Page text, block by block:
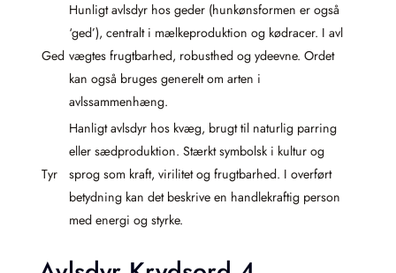
Ged
Hunligt avlsdyr hos geder (hunkønsformen er også
‘ged’), centralt i mælkeproduktion og kødracer. I avl
vægtes frugtbarhed, robusthed og ydeevne. Ordet
kan også bruges generelt om arten i
avlssammenhæng.
Tyr
Hanligt avlsdyr hos kvæg, brugt til naturlig parring
eller sædproduktion. Stærkt symbolsk i kultur og
sprog som kraft, virilitet og frugtbarhed. I overført
betydning kan det beskrive en handlekraftig person
med energi og styrke.